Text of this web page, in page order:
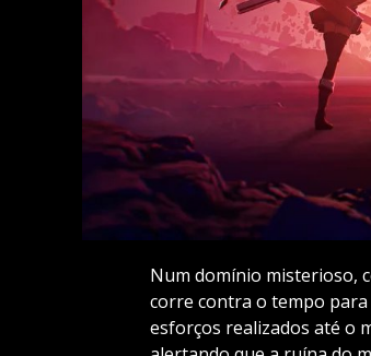
Num domínio misterioso,
corre contra o tempo
esforços realizados até o